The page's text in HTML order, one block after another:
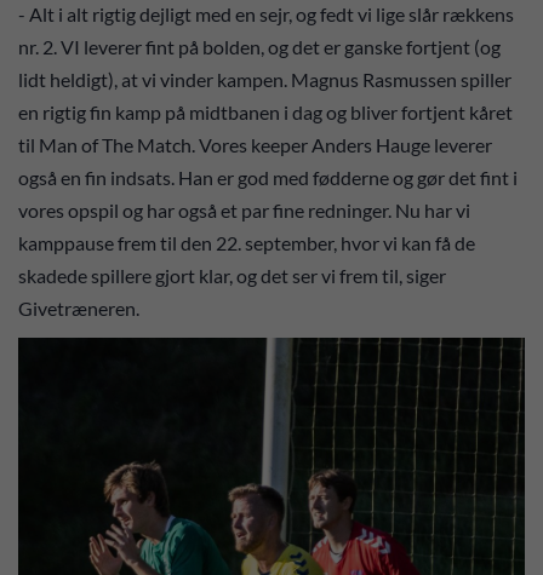
- Alt i alt rigtig dejligt med en sejr, og fedt vi lige slår rækkens
nr. 2. VI leverer fint på bolden, og det er ganske fortjent (og
lidt heldigt), at vi vinder kampen. Magnus Rasmussen spiller
en rigtig fin kamp på midtbanen i dag og bliver fortjent kåret
til Man of The Match. Vores keeper Anders Hauge leverer
også en fin indsats. Han er god med fødderne og gør det fint i
vores opspil og har også et par fine redninger. Nu har vi
kamppause frem til den 22. september, hvor vi kan få de
skadede spillere gjort klar, og det ser vi frem til, siger
Givetræneren.